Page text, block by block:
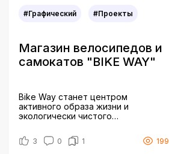
#Графический #Проекты
Магазин велосипедов и
самокатов "BIKE WAY"
Bike Way станет центром
активного образа жизни и
экологически чистого
широкий ассортимент самокатов,
велосипедов и запчастей к
3 0 1 199